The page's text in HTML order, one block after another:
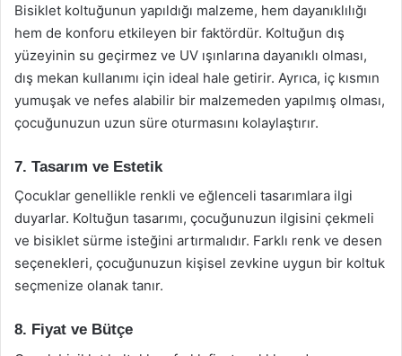
Bisiklet koltuğunun yapıldığı malzeme, hem dayanıklılığı
hem de konforu etkileyen bir faktördür. Koltuğun dış
yüzeyinin su geçirmez ve UV ışınlarına dayanıklı olması,
dış mekan kullanımı için ideal hale getirir. Ayrıca, iç kısmın
yumuşak ve nefes alabilir bir malzemeden yapılmış olması,
çocuğunuzun uzun süre oturmasını kolaylaştırır.
7. Tasarım ve Estetik
Çocuklar genellikle renkli ve eğlenceli tasarımlara ilgi
duyarlar. Koltuğun tasarımı, çocuğunuzun ilgisini çekmeli
ve bisiklet sürme isteğini artırmalıdır. Farklı renk ve desen
seçenekleri, çocuğunuzun kişisel zevkine uygun bir koltuk
seçmenize olanak tanır.
8. Fiyat ve Bütçe